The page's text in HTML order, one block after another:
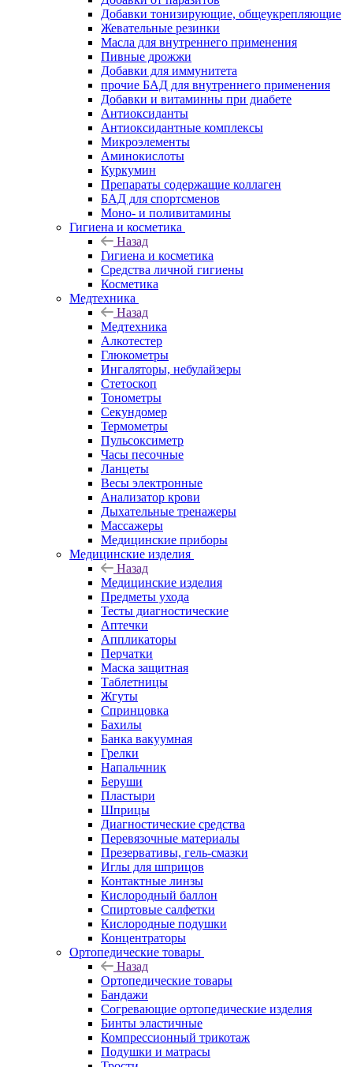
Добавки тонизирующие, общеукрепляющие
Жевательные резинки
Масла для внутреннего применения
Пивные дрожжи
Добавки для иммунитета
прочие БАД для внутреннего применения
Добавки и витаминны при диабете
Антиоксиданты
Антиоксидантные комплексы
Микроэлементы
Аминокислоты
Куркумин
Препараты содержащие коллаген
БАД для спортсменов
Моно- и поливитамины
Гигиена и косметика
Назад
Гигиена и косметика
Средства личной гигиены
Косметика
Медтехника
Назад
Медтехника
Алкотестер
Глюкометры
Ингаляторы, небулайзеры
Стетоскоп
Тонометры
Секундомер
Термометры
Пульсоксиметр
Часы песочные
Ланцеты
Весы электронные
Анализатор крови
Дыхательные тренажеры
Массажеры
Медицинские приборы
Медицинские изделия
Назад
Медицинские изделия
Предметы ухода
Тесты диагностические
Аптечки
Аппликаторы
Перчатки
Маска защитная
Таблетницы
Жгуты
Спринцовка
Бахилы
Банка вакуумная
Грелки
Напальчник
Беруши
Пластыри
Шприцы
Диагностические средства
Перевязочные материалы
Презервативы, гель-смазки
Иглы для шприцов
Контактные линзы
Кислородный баллон
Спиртовые салфетки
Кислородные подушки
Концентраторы
Ортопедические товары
Назад
Ортопедические товары
Бандажи
Согревающие ортопедические изделия
Бинты эластичные
Компрессионный трикотаж
Подушки и матрасы